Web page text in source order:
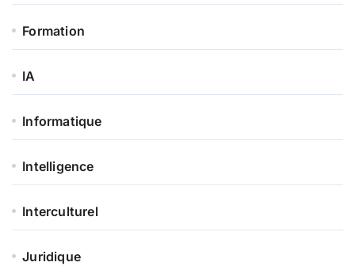
Formation
IA
Informatique
Intelligence
Interculturel
Juridique